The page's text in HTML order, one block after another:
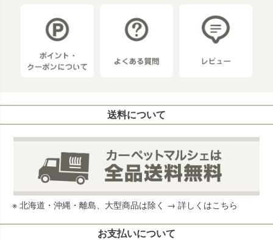
送料について
※ 北海道・沖縄・離島、大型商品は除く → 詳しくはこちら
お支払いについて